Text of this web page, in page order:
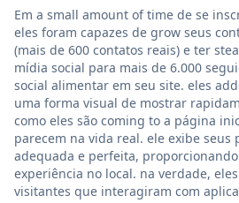
Em a small amount of time de se
eles foram capazes de grow seus
(mais de 600 contatos reais) e ter
mídia social para mais de 6.000
social alimentar em seu site. eles
uma forma visual de mostrar
como eles são coming to a página
parecem na vida real. ele exibe seus
adequada e perfeita,
experiência no local. na verdade,
visitantes que interagiram com